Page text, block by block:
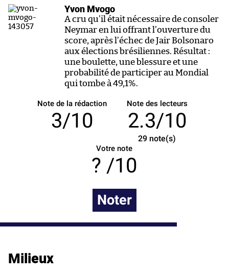
Yvon Mvogo
A cru qu’il était nécessaire de consoler
Neymar en lui offrant l’ouverture du
score, après l’échec de Jair Bolsonaro
aux élections brésiliennes. Résultat :
une boulette, une blessure et une
probabilité de participer au Mondial
qui tombe à 49,1%.
Note de la rédaction
3/10
Note des lecteurs
2.3/10
29 note(s)
Votre note
/10
Noter
Milieux